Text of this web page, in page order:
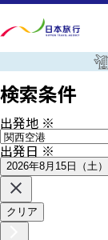
検索条件
出発地 ※
出発日※
2026年8月15日（土）
クリア